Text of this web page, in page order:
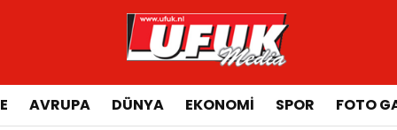
AVRUPA DÜNYA EKONOMI SPOR FOTO